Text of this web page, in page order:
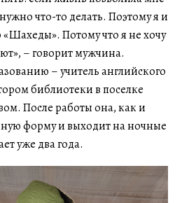
что-то делать. Поэтому я и
Потому что я не хочу
– говорит мужчина.
– учитель английского
библиотеки в поселке
После работы она, как и
форму и выходит на ночные
уже два года.